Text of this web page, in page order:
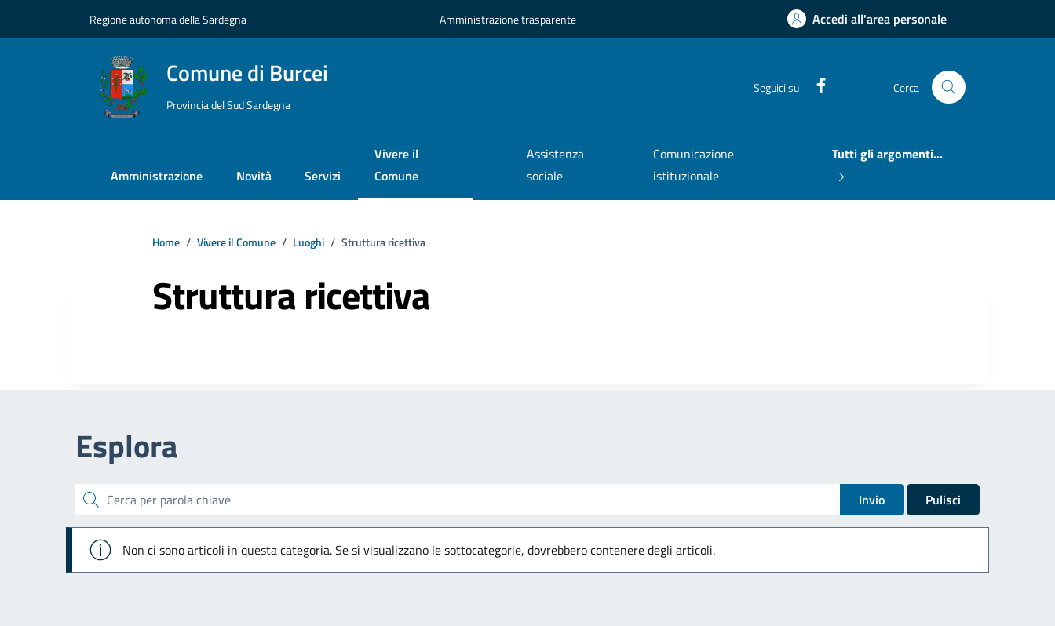
Regione autonoma della Sardegna Amministrazione trasparente Accedi all'area personale
Comune di Burcei
Provincia del Sud Sardegna
Seguici su Cerca
Amministrazione Novità Servizi
Vivere il
Comune
Assistenza
sociale
Comunicazione
istituzionale
Tutti gli argomenti...
Home Vivere il Comune Luoghi Struttura ricettiva
Struttura ricettiva
Esplora
cerca Invio Pulisci
Info
Non ci sono articoli in questa categoria. Se si visualizzano le sottocategorie, dovrebbero contenere degli articoli.